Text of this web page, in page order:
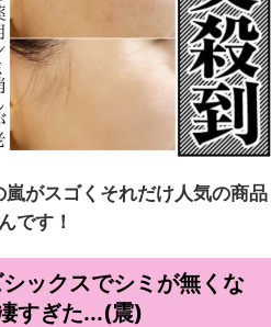
がスゴくそれだけ人気の商品
です！
シックスでシミが無くな
すぎた...(震)